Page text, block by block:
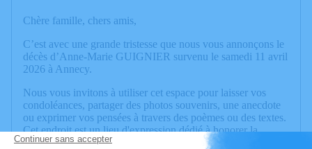
Chère famille, chers amis,
C’est avec une grande tristesse que nous vous annonçons le
décès d’Anne-Marie GUIGNIER survenu le samedi 11 avril
2026 à Annecy.
Nous vous invitons à utiliser cet espace pour laisser vos
condoléances, partager des photos souvenirs, une anecdote
ou exprimer vos pensées à travers des poèmes ou des textes.
Cet endroit est un lieu d'expression dédié à honorer la
mémoire d’Anne-Marie GUIGNIER.